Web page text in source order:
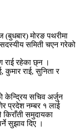
मोरङ पथरीमा
समिती चएन गरेको
राई रहेका छ्न ।
राई, सुनिता र
केन्द्रिय सचिव अर्जुन
प्रदेश नम्बर १ लाई
समुदायका
सुझाव दिए ।